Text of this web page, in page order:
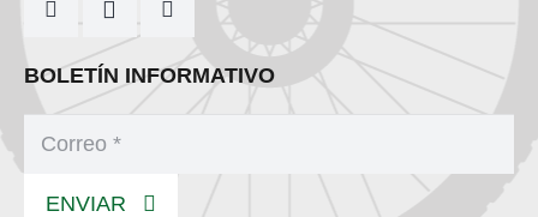
BOLETÍN INFORMATIVO
ENVIAR